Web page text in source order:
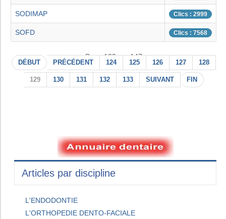
SODIMAP Clics : 2999
SOFD Clics : 7568
Page 129 sur 147
DÉBUT PRÉCÉDENT 124 125 126 127 128
129 130 131 132 133 SUIVANT FIN
Articles par discipline
L'ENDODONTIE
L'ORTHOPEDIE DENTO-FACIALE